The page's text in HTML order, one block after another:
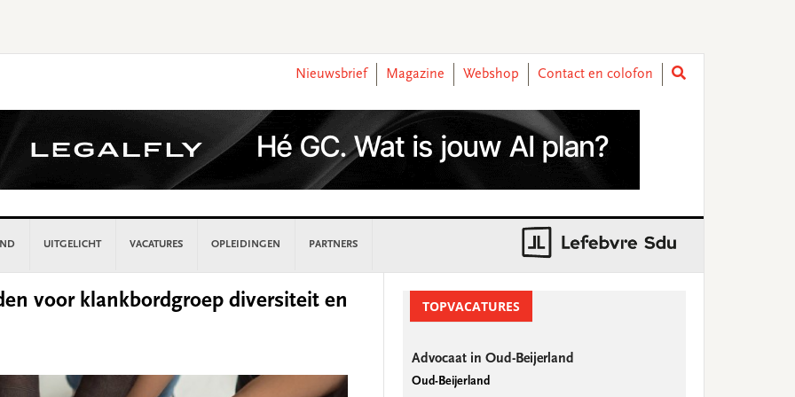
Nieuwsbrief
Magazine Webshop Contact en colofon
UITGELICHT VACATURES OPLEIDINGEN PARTNERS
voor klankbordgroep diversiteit en
SidebarTOPVACATURES
Advocaat in Oud-Beijerland
Oud-Beijerland